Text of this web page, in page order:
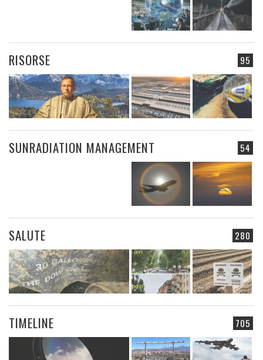
95
RISORSE
54
SUNRADIATION MANAGEMENT
280
SALUTE
705
TIMELINE